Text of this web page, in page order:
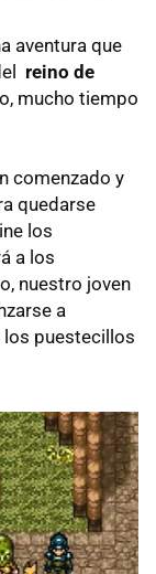
aventura que
reino de
mucho tiempo
comenzado y
quedarse
los
a los
nuestro joven
a
los puestecillos